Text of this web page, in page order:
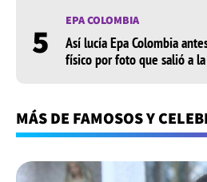
5 EPA COLOMBIA
Así lucía Epa Colombia
físico por foto que salió a
MÁS DE FAMOSOS Y